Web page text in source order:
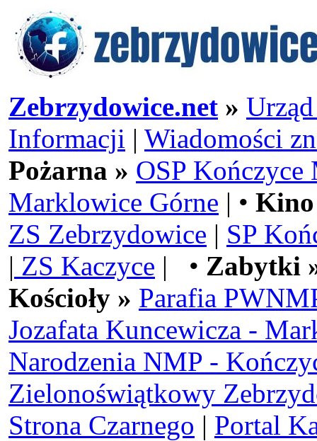
Zebrzydowice.net »
Informacji | Wiadomości
Pożarna » OSP Kończyce
Marklowice Górne | •
ZS Zebrzydowice | SP
| ZS Kaczyce | • Zabytki
Kościoły » Parafia
Jozafata Kuncewicza -
Narodzenia NMP -
Zielonoświątkowy
Strona Czarnego | Portal